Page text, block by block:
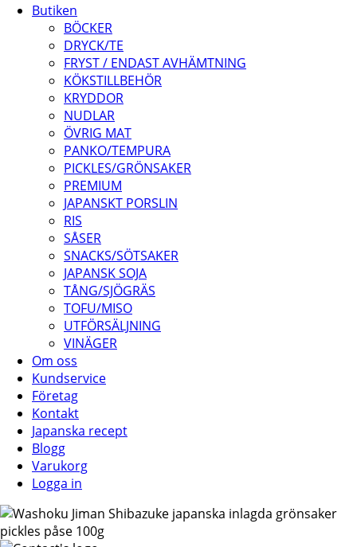
Butiken
BÖCKER
DRYCK/TE
FRYST / ENDAST AVHÄMTNING
KÖKSTILLBEHÖR
KRYDDOR
NUDLAR
ÖVRIG MAT
PANKO/TEMPURA
PICKLES/GRÖNSAKER
PREMIUM
JAPANSKT PORSLIN
RIS
SÅSER
SNACKS/SÖTSAKER
JAPANSK SOJA
TÅNG/SJÖGRÄS
TOFU/MISO
UTFÖRSÄLJNING
VINÄGER
Om oss
Kundservice
Företag
Kontakt
Japanska recept
Blogg
Varukorg
Logga in